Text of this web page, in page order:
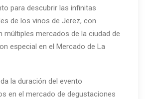
para descubrir las infinitas
de los vinos de Jerez, con
múltiples mercados de la ciudad de
especial en el Mercado de La
la duración del evento
en el mercado de degustaciones